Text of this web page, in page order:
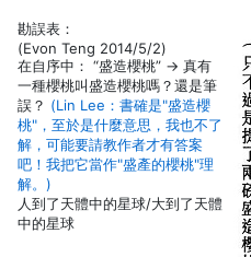
勘誤表：
(Evon Teng 2014/5/2)
在自序中： “盛造櫻桃” -> 真有
一種櫻桃叫盛造櫻桃嗎？還是筆
誤？ (Lin Lee：書確是"盛造櫻
桃"，至於是什麼意思，我也不了
解，可能要請教作者才有答案
吧！我把它當作"盛產的櫻桃"理
解。)
人到了天體中的星球/大到了天體
中的星球